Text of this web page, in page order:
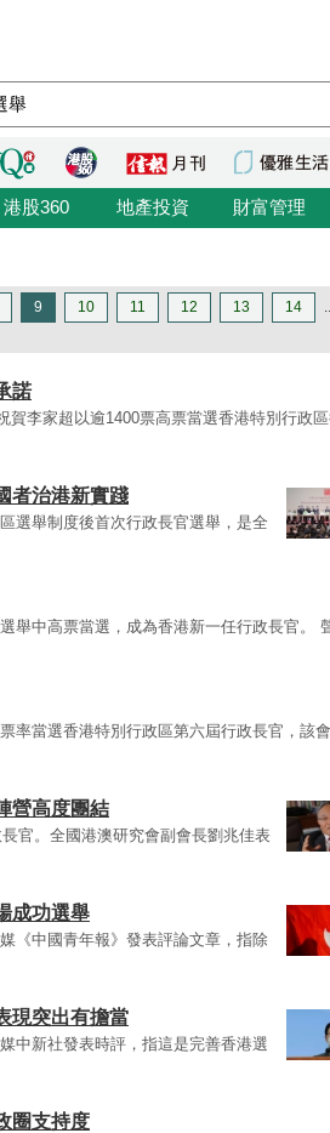
港股360 地產投資 財富管理
9 10 11 12 13 14
諾
李家超以逾1400票高票當選香港特別行政
者治港新實踐
選舉制度後首次行政長官選舉，是全
舉中高票當選，成為香港新一任行政長官。
率當選香港特別行政區第六屆行政長官，該
營高度團結
官。全國港澳研究會副會長劉兆佳表
成功選舉
《中國青年報》發表評論文章，指除
現突出有擔當
中新社發表時評，指這是完善香港選
圈支持度